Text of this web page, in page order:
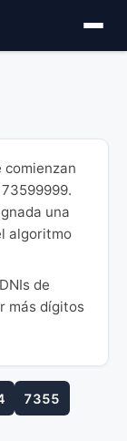
comienzan
una
algoritmo
de
más dígitos
7355